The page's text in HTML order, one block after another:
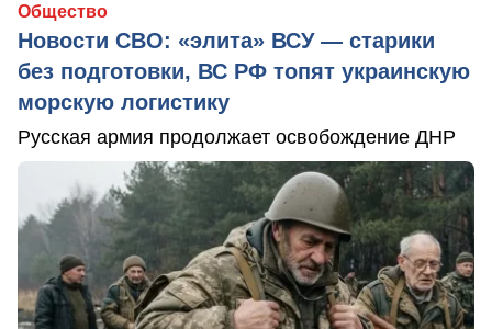
Общество
Новости СВО: «элита» ВСУ — старики
без подготовки, ВС РФ топят украинскую
морскую логистику
Русская армия продолжает освобождение ДНР